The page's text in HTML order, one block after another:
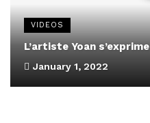
VIDEOS
L’artiste Yoan s’exprime
January 1, 2022